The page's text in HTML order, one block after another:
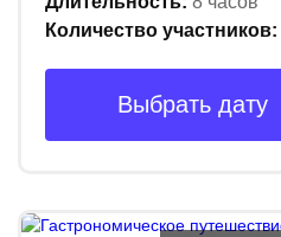
Количество участников:
Выбрать дату